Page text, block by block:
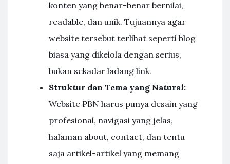
konten yang benar-benar bernilai,
readable, dan unik. Tujuannya agar
website tersebut terlihat seperti blog
biasa yang dikelola dengan serius,
bukan sekadar ladang link.
Struktur dan Tema yang Natural:
Website PBN harus punya desain yang
profesional, navigasi yang jelas,
halaman about, contact, dan tentu
saja artikel-artikel yang memang